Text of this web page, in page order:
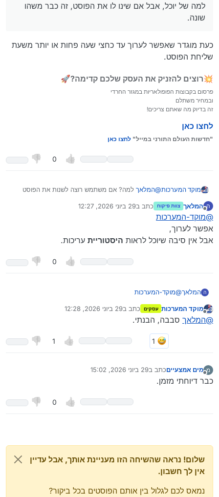
למה של יוכל, אבל אם שינו לו את הפוסט, זה כבר משהו
שונה.
כעת מוגדר שאפשר לערוך עד כחצי שעה פחות או יותר משעת
שליחת הפוסט.
💥רוצים להזניק את העסק שלכם קדימה?🚀
פרסום בקבוצות הפופולאריות במגזר החרדי
ובמחיר משתלם
זה בדיוק מה שאתם צריכים!
לחצו כאן
"חדשות העולם התורני במייל" לחצו כאן
0
מוקד המערכות@המלאך למה? אם משתמש רוצה לשנות את הפוסט
משהו שונה.
ה
מנותק
המלאך צוות פיקוח כתב ב29 ביוני 2026, 12:27
נערך לאחרונה על ידי
@מוקד-המערכות
אפשר לערוך,
אבל אין סיבה שיוכל לראות היסטוריית עריכות.
0
ה המלאך@מוקד-המערכות
אבל אין סיבה שיוכל לראותהיסטוריית עריכות.
מנותק
מוקד המערכות עסקים כתב ב29 ביוני 2026, 12:28
נערך לאחרונה על ידי
@המלאך סבבה, הבנתי.
1
מ מים אמצעייםכתב ב29 ביוני 2026, 15:02
נערך לאחרונה על ידי
כבר דיוחתי מזמן.
0
שלום! נראה שהשיחה הזו מעניינת אותך, אבל עדיין
אין לך חשבון.
נמאס לכם לגלול בין אותם הפוסטים בכל ביקור?